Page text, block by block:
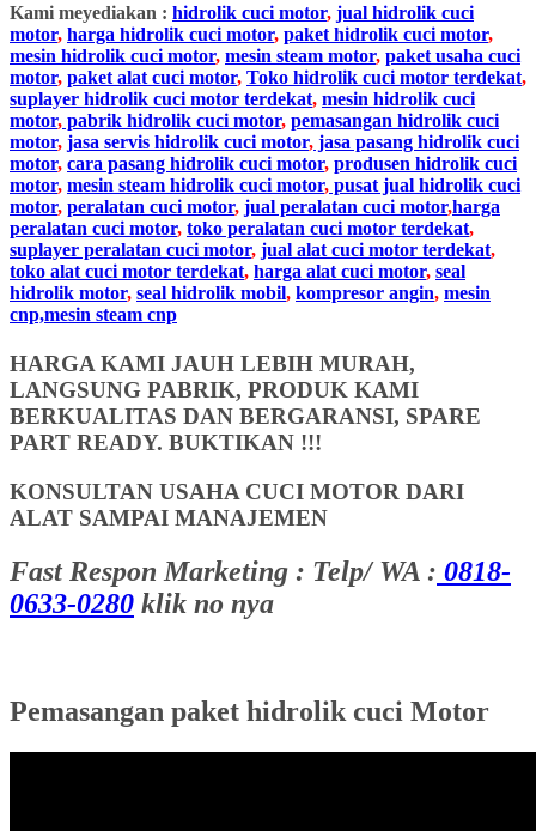
Kami meyediakan : hidrolik cuci motor, jual hidrolik cuci
motor, harga hidrolik cuci motor, paket hidrolik cuci motor,
mesin hidrolik cuci motor, mesin steam motor, paket usaha cuci
motor, paket alat cuci motor, Toko hidrolik cuci motor terdekat,
suplayer hidrolik cuci motor terdekat, mesin hidrolik cuci
motor, pabrik hidrolik cuci motor, pemasangan hidrolik cuci
motor, jasa servis hidrolik cuci motor, jasa pasang hidrolik cuci
motor, cara pasang hidrolik cuci motor, produsen hidrolik cuci
motor, mesin steam hidrolik cuci motor, pusat jual hidrolik cuci
motor, peralatan cuci motor, jual peralatan cuci motor,harga
peralatan cuci motor, toko peralatan cuci motor terdekat,
suplayer peralatan cuci motor, jual alat cuci motor terdekat,
toko alat cuci motor terdekat, harga alat cuci motor, seal
hidrolik motor, seal hidrolik mobil, kompresor angin, mesin
cnp,mesin steam cnp
HARGA KAMI JAUH LEBIH MURAH,
LANGSUNG PABRIK, PRODUK KAMI
BERKUALITAS DAN BERGARANSI, SPARE
PART READY. BUKTIKAN !!!
KONSULTAN USAHA CUCI MOTOR DARI
ALAT SAMPAI MANAJEMEN
Fast Respon Marketing : Telp/ WA : 0818-
0633-0280 klik no nya
Pemasangan paket hidrolik cuci Motor